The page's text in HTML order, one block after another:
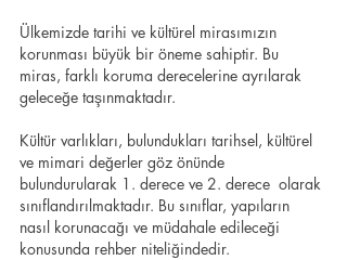
Ülkemizde tarihi ve kültürel mirasımızın
korunması büyük bir öneme sahiptir. Bu
miras, farklı koruma derecelerine ayrılarak
geleceğe taşınmaktadır.
Kültür varlıkları, bulundukları tarihsel, kültürel
ve mimari değerler göz önünde
bulundurularak 1. derece ve 2. derece  olarak
sınıflandırılmaktadır. Bu sınıflar, yapıların
nasıl korunacağı ve müdahale edileceği
konusunda rehber niteliğindedir.